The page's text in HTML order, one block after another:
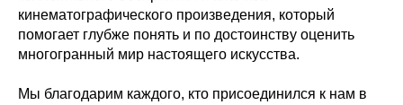
кинематографического произведения, который
помогает глубже понять и по достоинству оценить
многогранный мир настоящего искусства.
Мы благодарим каждого, кто присоединился к нам в